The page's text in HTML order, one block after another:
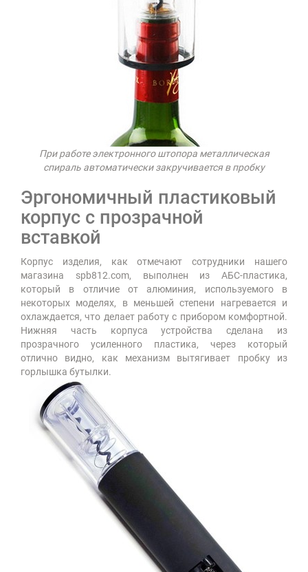
При работе электронного штопора металлическая
спираль автоматически закручивается в пробку
Эргономичный пластиковый
корпус с прозрачной
вставкой
Корпус изделия, как отмечают сотрудники нашего
магазина spb812.com, выполнен из АБС-пластика,
который в отличие от алюминия, используемого в
некоторых моделях, в меньшей степени нагревается и
охлаждается, что делает работу с прибором комфортной.
Нижняя часть корпуса устройства сделана из
прозрачного усиленного пластика, через который
отлично видно, как механизм вытягивает пробку из
горлышка бутылки.